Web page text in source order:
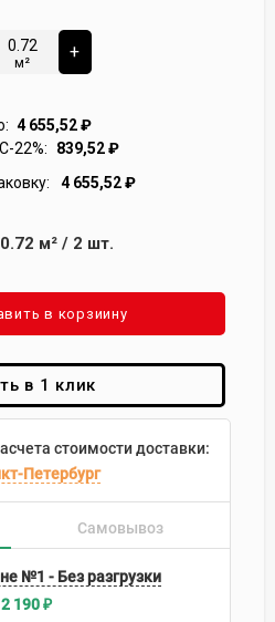
м²
+
4 655,52₽
22%:
839,52₽
4 655,52₽
0.72 м²/ 2 шт.
в корзиину
в 1 клик
стоимости доставки:
Петербург
Самовывоз
№1 - Без разгрузки
2 190₽